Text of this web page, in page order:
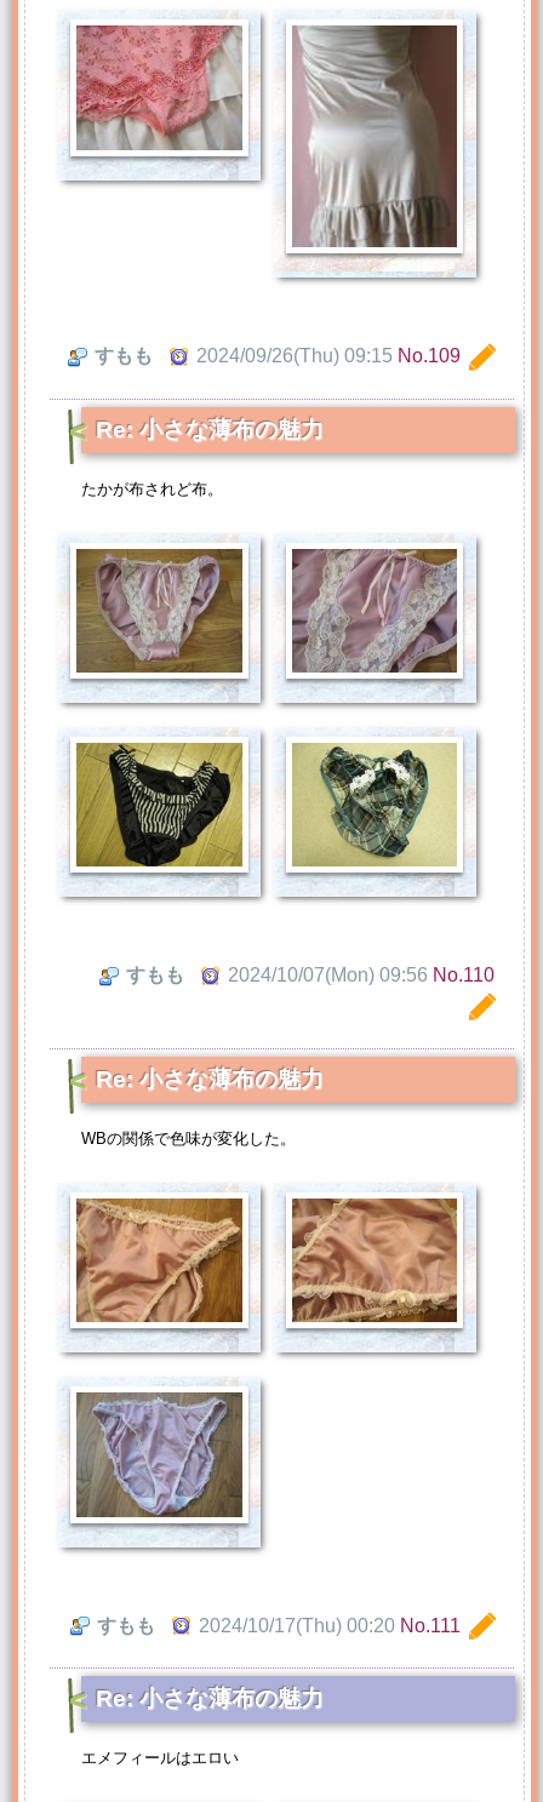
すもも 2024/09/26(Thu) 09:15 No.109
Re: 小さな薄布の魅力
たかが布されど布。
すもも 2024/10/07(Mon) 09:56 No.110
Re: 小さな薄布の魅力
WBの関係で色味が変化した。
すもも 2024/10/17(Thu) 00:20 No.111
Re: 小さな薄布の魅力
エメフィールはエロい